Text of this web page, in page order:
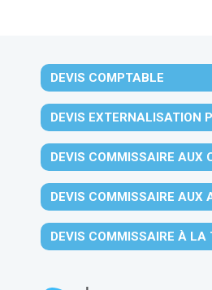
DEVIS COMPTABLE
DEVIS EXTERNALISATION
DEVIS COMMISSAIRE AUX
DEVIS COMMISSAIRE AUX
DEVIS COMMISSAIRE À LA